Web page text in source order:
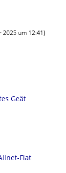
2025 um 12:41)
Geät
Flat